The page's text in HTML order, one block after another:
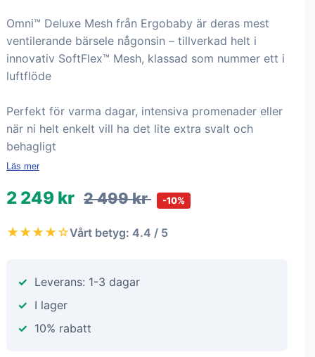
Omni™ Deluxe Mesh från Ergobaby är deras mest
ventilerande bärsele någonsin – tillverkad helt i
innovativ SoftFlex™ Mesh, klassad som nummer ett i
luftflöde
Perfekt för varma dagar, intensiva promenader eller
när ni helt enkelt vill ha det lite extra svalt och
behagligt
Läs mer
2 249 kr 2 499 kr -10%
★★★★☆Vårt betyg: 4.4 / 5
Leverans: 1-3 dagar
I lager
10% rabatt